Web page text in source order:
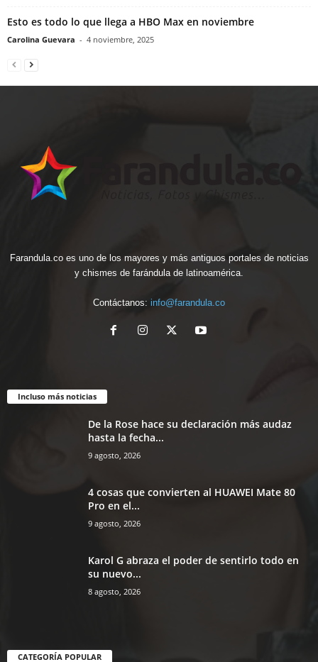
Esto es todo lo que llega a HBO Max en noviembre
Carolina Guevara - 4 noviembre, 2025
Farandula.co es uno de los mayores y más antiguos portales de noticias
y chismes de farándula de latinoamérica.
Contáctanos: info@farandula.co
Incluso más noticias
De la Rose hace su declaración más audaz
hasta la fecha...
9 agosto, 2026
4 cosas que convierten al HUAWEI Mate 80
Pro en el...
9 agosto, 2026
Karol G abraza el poder de sentirlo todo en
su nuevo...
8 agosto, 2026
CATEGORÍA POPULAR